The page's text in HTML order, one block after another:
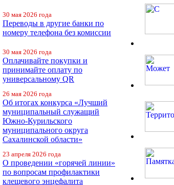
30 мая 2026 года
Переводы в другие банки по
номеру телефона без комиссии
30 мая 2026 года
Оплачивайте покупки и
принимайте оплату по
универсальному QR
26 мая 2026 года
Об итогах конкурса «Лучший
муниципальный служащий
Южно-Курильского
муниципального округа
Сахалинской области»
23 апреля 2026 года
О проведении «горячей линии»
по вопросам профилактики
клещевого энцефалита